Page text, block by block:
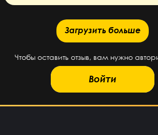
Загрузить больше
Чтобы оставить отзыв, вам нужно
Войти